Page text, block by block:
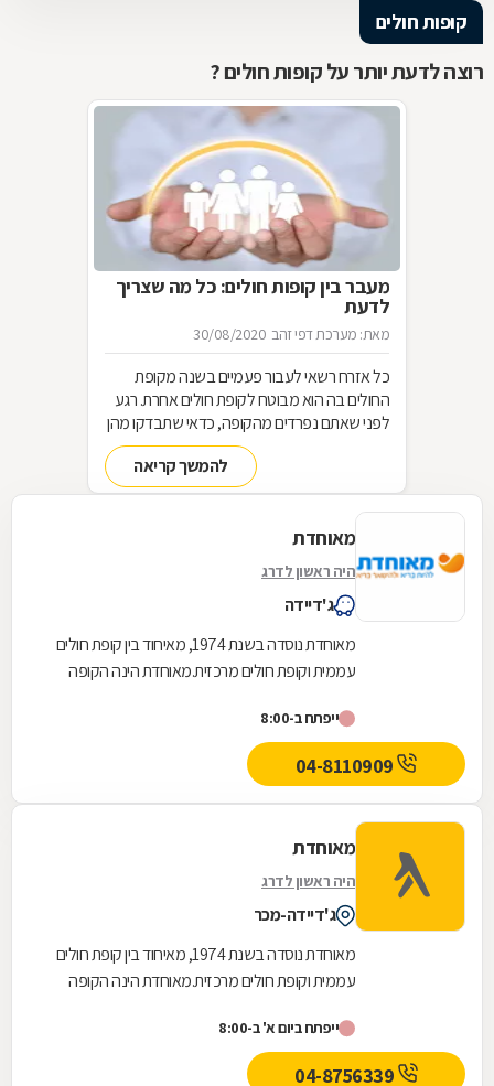
קופות חולים
רוצה לדעת יותר על קופות חולים ?
מעבר בין קופות חולים: כל מה שצריך
לדעת
מאת: מערכת דפי זהב 30/08/2020
כל אזרח רשאי לעבור פעמיים בשנה מקופת
החולים בה הוא מבוטח לקופת חולים אחרת. רגע
לפני שאתם נפרדים מהקופה, כדאי שתבדקו מהן
הזכויות המגיעות לכם והאם המעבר אכן משתלם
להמשך קריאה
מאוחדת
היה ראשון לדרג
ג'דיידה
מאוחדת נוסדה בשנת 1974, מאיחוד בין קופת חולים
עממית וקופת חולים מרכזית.מאוחדת הינה הקופה
מעגל...
ייפתח ב-8:00
04-8110909
מאוחדת
היה ראשון לדרג
ג'דיידה-מכר
מאוחדת נוסדה בשנת 1974, מאיחוד בין קופת חולים
עממית וקופת חולים מרכזית.מאוחדת הינה הקופה
מעגל...
ייפתח ביום א' ב-8:00